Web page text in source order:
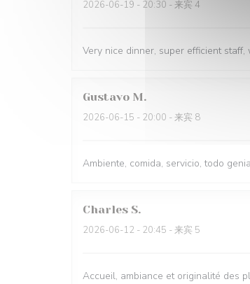
2026-06-19 - 20:30 - 来宾 4
Very nice dinner, super efficient staff,
Gustavo M
2026-06-15 - 20:00 - 来宾 8
Ambiente, comida, servicio, todo
Charles S
2026-06-12 - 20:45 - 来宾 5
Accueil, ambiance et originalité des